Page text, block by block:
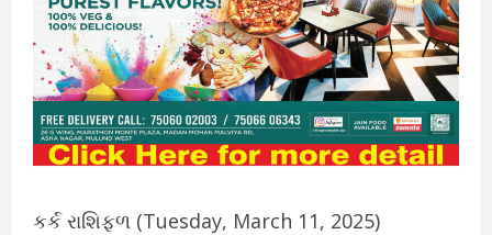
કર્ક રાશિફળ (Tuesday, March 11, 2025)